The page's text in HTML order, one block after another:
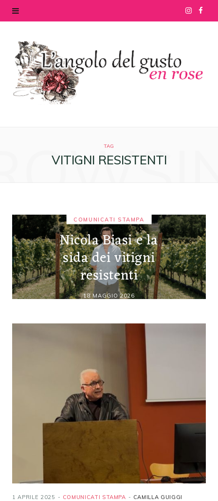
I
t e
TAG
VITIGNI RESISTENTI
COMUNICATI STAMPA
Nicola Biasi e la
sida dei vitigni
resistenti
18 MAGGIO 2026
1 APRILE 2025 COMUNICATI STAMPA CAMILLA GUIGGI